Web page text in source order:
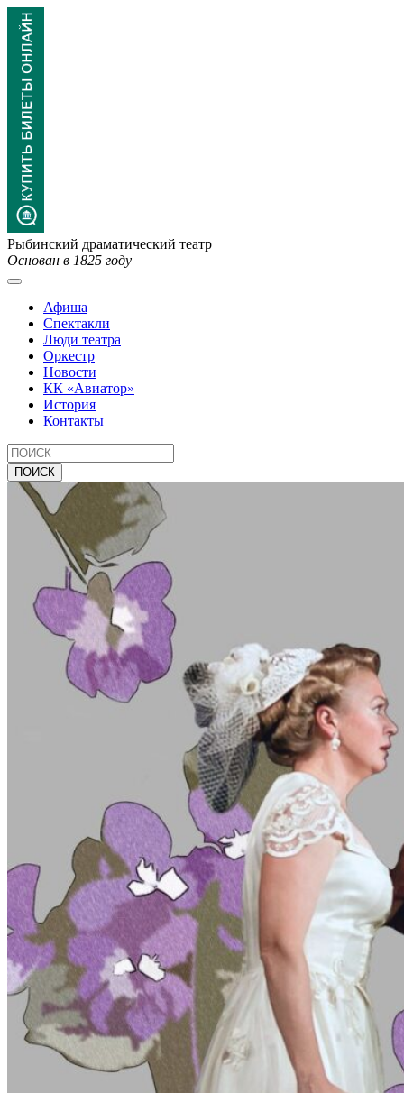
Рыбинский драматический театр
Основан в 1825 году
Афиша
Спектакли
Люди театра
Оркестр
Новости
КК «Авиатор»
История
Контакты